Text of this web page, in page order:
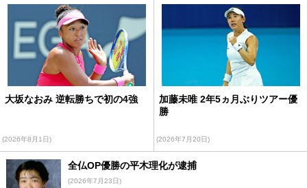
大坂なおみ 逆転勝ちで初の4強
(2026年8月1日)
加藤未唯 2年5ヵ月ぶりツアー優
勝
(2026年7月20日)
全仏OP優勝の平木理化が逮捕
(2026年7月23日)